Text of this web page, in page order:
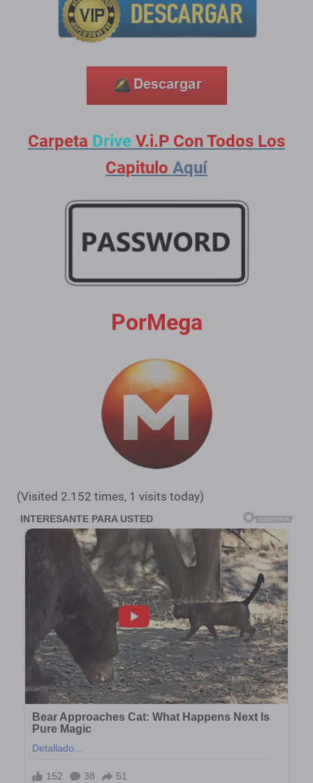
Carpeta Drive V.i.P Con Todos Los
Capitulo Aquí
PorMega
(Visited 2.152 times, 1 visits today)